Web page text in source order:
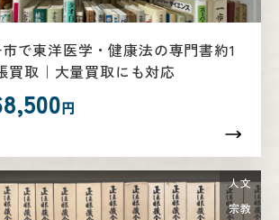
で東洋医学・健康法の専門書約1
買取｜大量買取にも対応
円
人文
宗教